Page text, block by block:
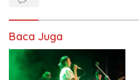
Baca Juga